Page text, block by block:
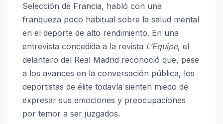
Selección de Francia, habló con una
franqueza poco habitual sobre la salud mental
en el deporte de alto rendimiento. En una
entrevista concedida a la revista L’Equipe, el
delantero del Real Madrid reconoció que, pese
a los avances en la conversación pública, los
deportistas de élite todavía sienten miedo de
expresar sus emociones y preocupaciones
por temor a ser juzgados.